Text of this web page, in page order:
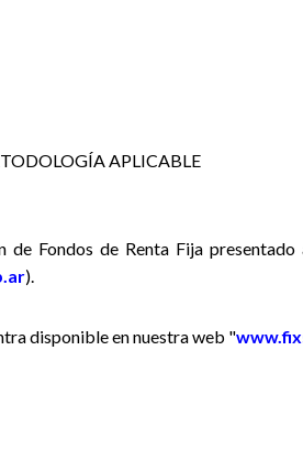
APLICABLE
Fondos de Renta Fija presentado
).
disponible en nuestra web "